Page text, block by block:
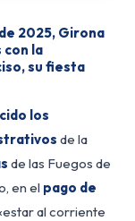
2025, Girona
con la
su fiesta
los
de la
de las Fuegos de
en el pago de
al corriente